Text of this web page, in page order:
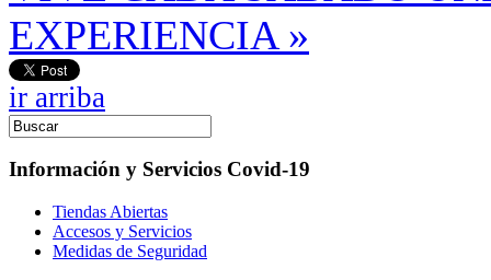
EXPERIENCIA »
ir arriba
Información y Servicios Covid-19
Tiendas Abiertas
Accesos y Servicios
Medidas de Seguridad